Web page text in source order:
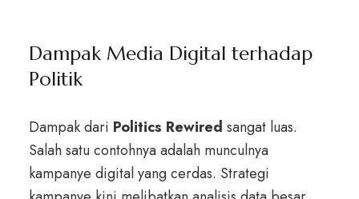
Dampak Media Digital terhadap
Politik
Dampak dari Politics Rewired sangat luas.
Salah satu contohnya adalah munculnya
kampanye digital yang cerdas. Strategi